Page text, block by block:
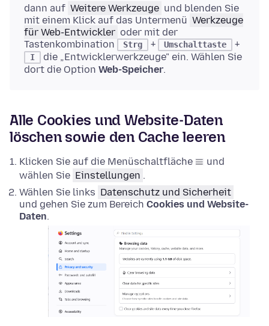
dann auf Weitere Werkzeuge und blenden Sie
mit einem Klick auf das Untermenü Werkzeuge
für Web-Entwickler oder mit der
Tastenkombination
Strg + Umschalttaste +
I
die „Entwicklerwerkzeuge" ein. Wählen Sie
dort die Option Web-Speicher.
Alle Cookies und Website-Daten
löschen sowie den Cache leeren
Klicken Sie auf die Menüschaltfläche
und
wählen Sie Einstellungen .
Wählen Sie links Datenschutz und Sicherheit
und gehen Sie zum Bereich Cookies und Website-
Daten.